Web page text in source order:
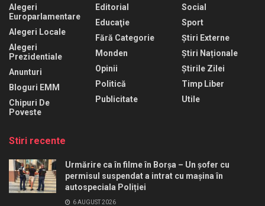
Alegeri
Europarlamentare
Alegeri Locale
Alegeri
Prezidentiale
Anunturi
Bloguri EMM
Chipuri De
Poveste
Editorial
Educaţie
Fără Categorie
Monden
Opinii
Politică
Publicitate
Social
Sport
Știri Externe
Știri Naționale
Știrile Zilei
Timp Liber
Utile
Stiri recente
Urmărire ca în filme în Borșa – Un șofer cu
permisul suspendat a intrat cu mașina în
autospeciala Poliției
6 AUGUST 2026